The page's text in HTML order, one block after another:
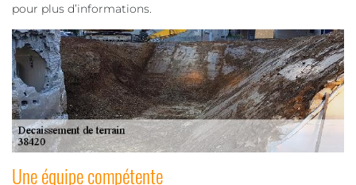
pour plus d’informations.
Une équipe compétente